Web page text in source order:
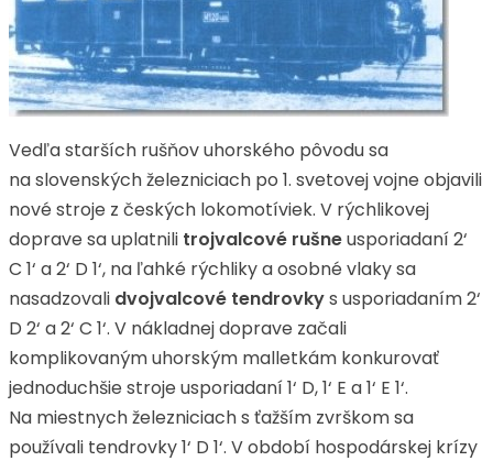
Vedľa starších rušňov uhorského pôvodu sa
na slovenských železniciach po 1. svetovej vojne objavili
nové stroje z českých lokomotíviek. V rýchlikovej
doprave sa uplatnili trojvalcové rušneusporiadaní 2‘
C 1‘ a 2‘ D 1‘, na ľahké rýchliky a osobné vlaky sa
nasadzovali dvojvalcové tendrovkys usporiadaním 2‘
D 2‘ a 2‘ C 1‘. V nákladnej doprave začali
komplikovaným uhorským malletkám konkurovať
jednoduchšie stroje usporiadaní 1‘ D, 1‘ E a 1‘ E 1‘.
Na miestnych železniciach s ťažším zvrškom sa
používali tendrovky 1‘ D 1‘. V období hospodárskej krízy